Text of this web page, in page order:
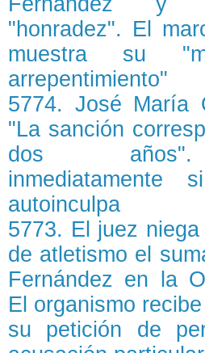
"honradez". El
muestra su
arrepentimiento"
5774. José María
"La sanción
dos
inmediatamente
autoinculpa
5773. El juez
de atletismo el
Fernández en la
El organismo
su petición de